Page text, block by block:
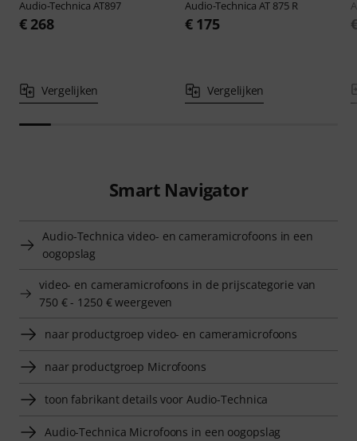
Audio-Technica AT897
€ 268
Vergelijken
Audio-Technica AT 875 R
€ 175
Vergelijken
Smart Navigator
Audio-Technica video- en cameramicrofoons in een
oogopslag
video- en cameramicrofoons in de prijscategorie van
750 € - 1250 € weergeven
naar productgroep video- en cameramicrofoons
naar productgroep Microfoons
toon fabrikant details voor Audio-Technica
Audio-Technica Microfoons in een oogopslag